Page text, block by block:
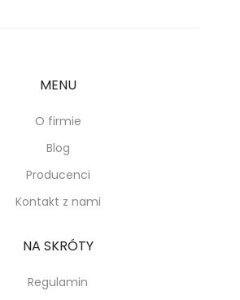
MENU
O firmie
Blog
Producenci
Kontakt z nami
NA SKRÓTY
Regulamin